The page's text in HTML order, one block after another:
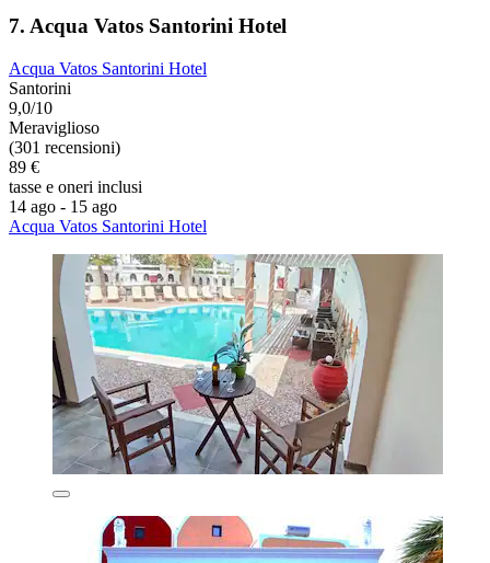
7. Acqua Vatos Santorini Hotel
Acqua Vatos Santorini Hotel
Santorini
9,0/10
Meraviglioso
(301 recensioni)
89 €
tasse e oneri inclusi
14 ago - 15 ago
Acqua Vatos Santorini Hotel